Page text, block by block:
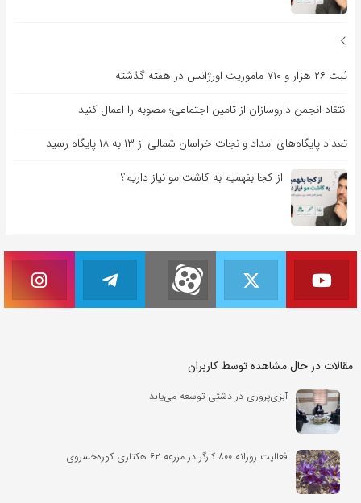
ثبت ۲۶ هزار و ۷۱۰ ماموریت اورژانس در هفته گذشته
انتقاد انجمن داروسازان از تامین اجتماعی؛ مصوبه را اعمال کنید
تعداد پایگاه‌های امداد و نجات خراسان شمالی از ۱۳ به ۱۸ پایگاه رسید
از کجا بفهمیم به کاشت مو نیاز داریم؟
مقالات در حال مشاهده توسط کاربران
آبزی‌پروری در دشتی توسعه می‌یابد
فعالیت روزانه ۸۰۰ کارگر در مزرعه ۶۲ هکتاری کوره‌خسروی